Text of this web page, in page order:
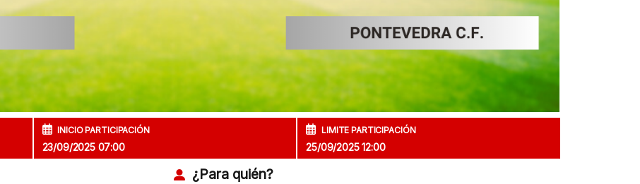
INICIO PARTICIPACIÓN
23/09/2025 07:00
LIMITE PARTICIPACIÓN
25/09/2025 12:00
¿Para quién?